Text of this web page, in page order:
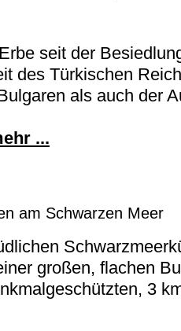
seit der
des Türkischen
als auch der
...
am Schwarzen Meer
großen, flachen
3